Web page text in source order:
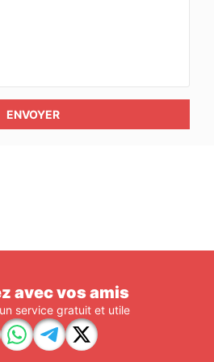
ENVOYER
avec vos amis
service gratuit et utile